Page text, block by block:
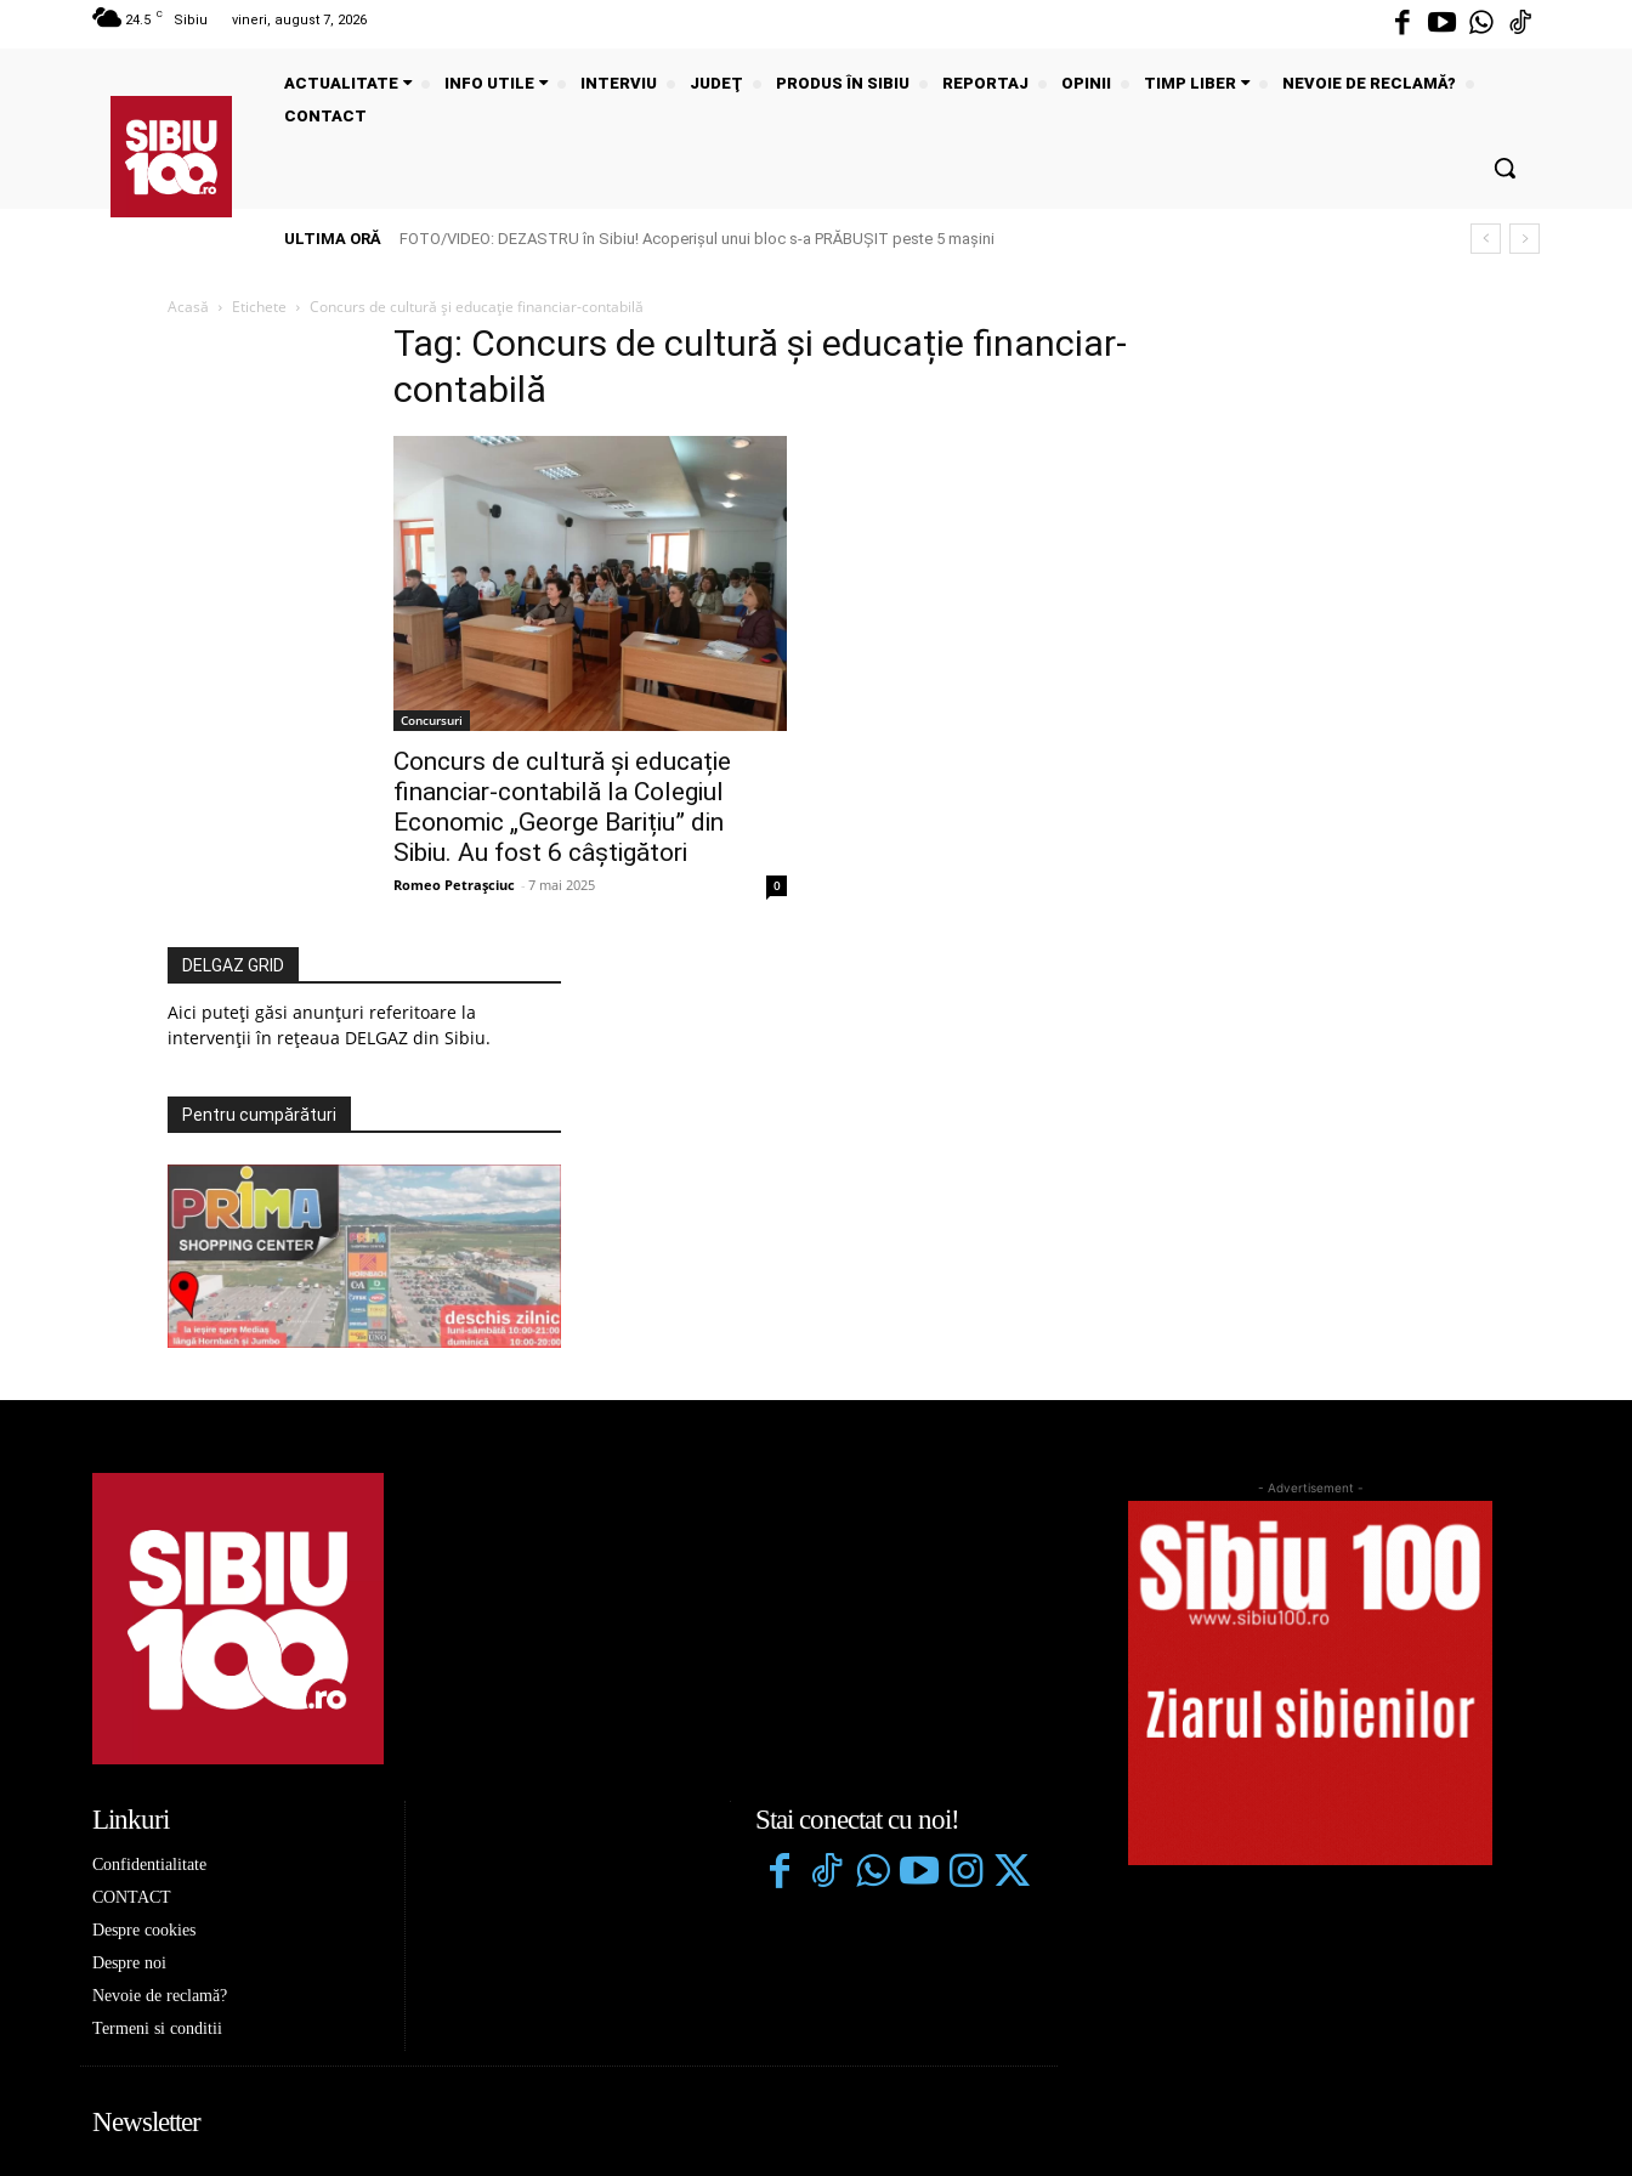
24.5 C Sibiu vineri, august 7, 2026
ACTUALITATE INFO UTILE INTERVIU JUDEŢ PRODUS ÎN SIBIU REPORTAJ OPINII TIMP LIBER
NEVOIE DE RECLAMĂ?
CONTACT
ULTIMA ORĂ FOTO/VIDEO: DEZASTRU în Sibiu! Acoperișul unui bloc s-a PRĂBUȘIT peste 5 mașini
Acasă Etichete Concurs de cultură și educație financiar-contabilă
Tag: Concurs de cultură și educație financiar-
contabilă
Concursuri
Concurs de cultură și educație
financiar-contabilă la Colegiul
Economic „George Barițiu” din
Sibiu. Au fost 6 câștigători
Romeo Petrașciuc - 7 mai 2025 0
DELGAZ GRID
Aici puteți găsi anunțuri referitoare la
intervenții în rețeaua DELGAZ din Sibiu.
Pentru cumpărături
Linkuri
Confidentialitate
CONTACT
Despre cookies
Despre noi
Nevoie de reclamă?
Termeni si conditii
Stai conectat cu noi!
Newsletter
- Advertisement -